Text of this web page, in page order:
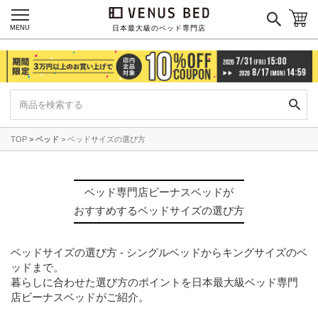
日本最大級のベッド専門店
MENU
TOP ベッド ベッドサイズの選び方
ベッド専門店ビーナスベッドが
おすすめするベッドサイズの選び方
ベッドサイズの選び方 - シングルベッドからキングサイズのベ
ッドまで。
暮らしに合わせた選び方のポイントを日本最大級ベッド専門
店ビーナスベッドがご紹介。